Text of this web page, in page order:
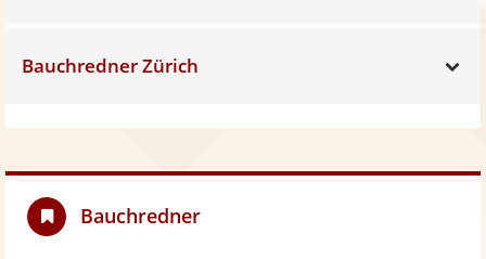
Bauchredner Zürich
Bauchredner